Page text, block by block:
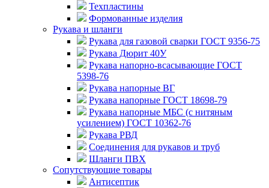
Техпластины
Формованные изделия
Рукава и шланги
Рукава для газовой сварки ГОСТ 9356-75
Рукава Дюрит 40У
Рукава напорно-всасывающие ГОСТ
5398-76
Рукава напорные ВГ
Рукава напорные ГОСТ 18698-79
Рукава напорные МБС (с нитяным
усилением) ГОСТ 10362-76
Рукава РВД
Соединения для рукавов и труб
Шланги ПВХ
Сопутствующие товары
Антисептик